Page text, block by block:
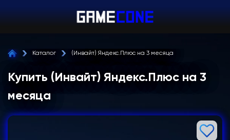
Каталог (Инвайт) Яндекс.Плюс на 3 месяца
Купить (Инвайт) Яндекс.Плюс на 3
месяца